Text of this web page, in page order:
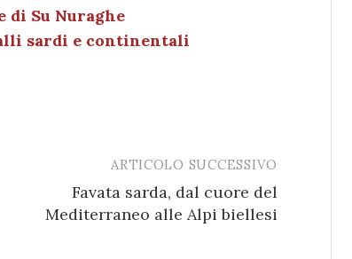
di
di Su Nuraghe
sardi e continentali
ARTICOLO SUCCESSIVO
Favata sarda, dal cuore del
Mediterraneo alle Alpi biellesi